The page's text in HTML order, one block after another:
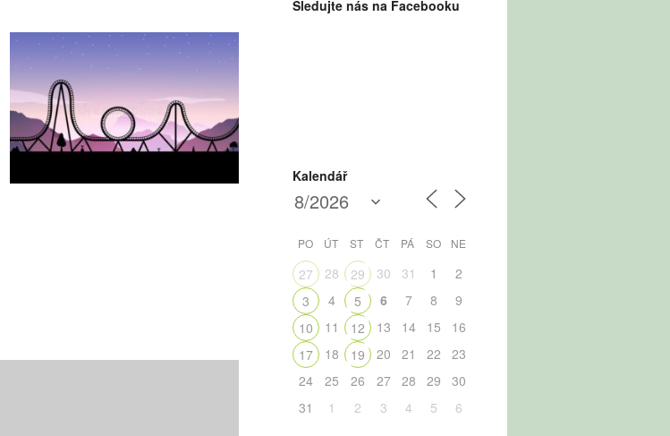
Sledujte nás na Facebooku
Kalendář
PO ÚT ST ČT PÁ SO NE
27 28 29 30 31 1
2
3
4 5 6 7 8
9
10
11 12 13 14 15
16
17
18 19 20 21 22
23
24
25 26 27 28 29
30
31
1 2 3 4 5 6